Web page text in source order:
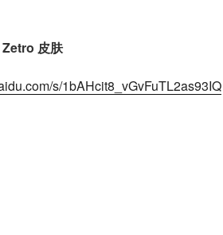
皮肤
s/1bAHcit8_vGvFuTL2as93IQ